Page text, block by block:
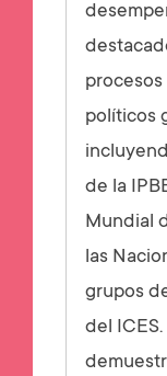
políticos
de la
Mundial
las
grupos
del